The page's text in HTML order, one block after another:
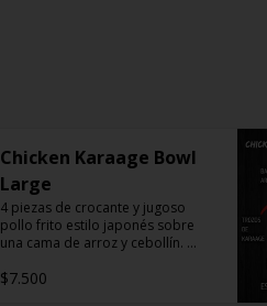
Chicken Karaage Bowl
Large
4 piezas de crocante y jugoso
pollo frito estilo japonés sobre
una cama de arroz y cebollín.
Mayo o Salsa Tonkatsu.
$7.500